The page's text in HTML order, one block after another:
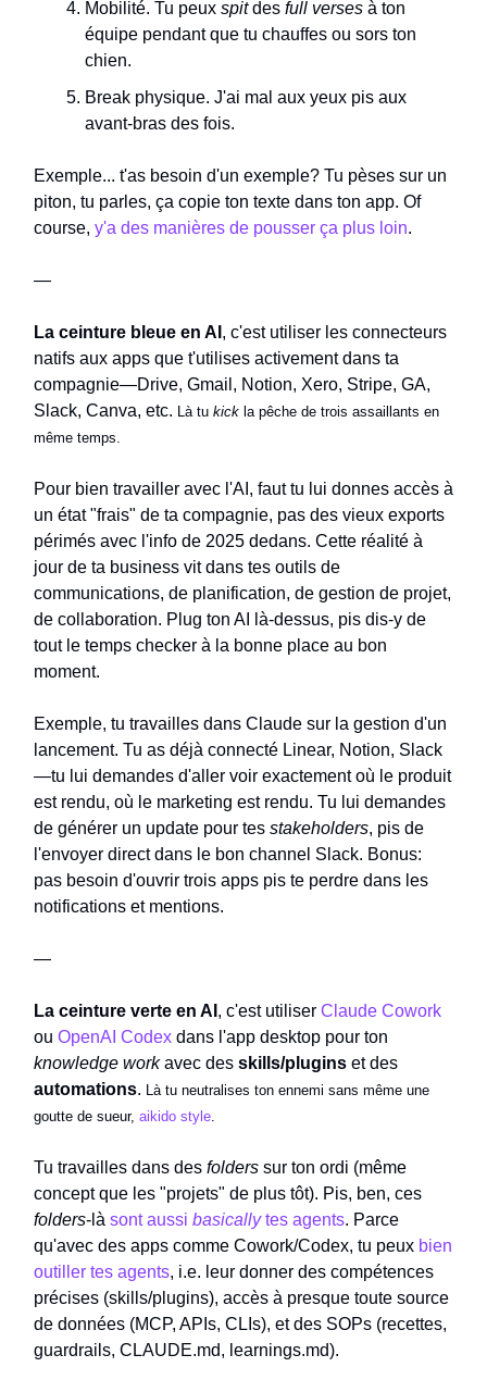
Mobilité. Tu peux spitdes full verses à ton
équipe pendant que tu chauffes ou sors ton
chien.
Break physique. J'ai mal aux yeux pis aux
avant-bras des fois.
Exemple... t'as besoin d'un exemple? Tu pèses sur un
piton, tu parles, ça copie ton texte dans ton app. Of
course, y'a des manières de pousser ça plus loin.
—
La ceinture bleue en AI , c'est utiliser les connecteurs
natifs aux apps que t'utilises activement dans ta
compagnie—Drive, Gmail, Notion, Xero, Stripe, GA,
Slack, Canva, etc. Là tu kick la pêche de trois assaillants en
même temps.
Pour bien travailler avec l'AI, faut tu lui donnes accès à
un état "frais" de ta compagnie, pas des vieux exports
périmés avec l'info de 2025 dedans. Cette réalité à
jour de ta business vit dans tes outils de
communications, de planification, de gestion de projet,
de collaboration. Plug ton AI là-dessus, pis dis-y de
tout le temps checker à la bonne place au bon
moment.
Exemple, tu travailles dans Claude sur la gestion d'un
lancement. Tu as déjà connecté Linear, Notion, Slack
—tu lui demandes d'aller voir exactement où le produit
est rendu, où le marketing est rendu. Tu lui demandes
de générer un update pour tes stakeholders, pis de
l'envoyer direct dans le bon channel Slack. Bonus:
pas besoin d'ouvrir trois apps pis te perdre dans les
notifications et mentions.
—
La ceinture verte en AI , c'est utiliser Claude Cowork
ou OpenAI Codex dans l'app desktop pour ton
knowledge workavec des skills/plugins et des
automations. Là tu neutralises ton ennemi sans même une
goutte de sueur, aikido style.
Tu travailles dans des folders sur ton ordi (même
concept que les "projets" de plus tôt). Pis, ben, ces
folders-là sont aussi basicallytes agents. Parce
qu'avec des apps comme Cowork/Codex, tu peux bien
outiller tes agents, i.e. leur donner des compétences
précises (skills/plugins), accès à presque toute source
de données (MCP, APIs, CLIs), et des SOPs (recettes,
guardrails, CLAUDE.md, learnings.md).